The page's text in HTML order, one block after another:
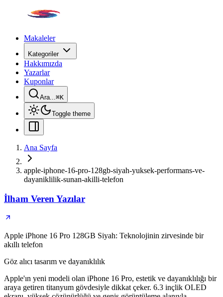
Makaleler
Kategoriler
Hakkımızda
Yazarlar
Kuponlar
Ara...⌘K
Toggle theme
Ana Sayfa
apple-iphone-16-pro-128gb-siyah-yuksek-performans-ve-
dayaniklilik-sunan-akilli-telefon
İlham Veren Yazılar
Apple iPhone 16 Pro 128GB Siyah: Teknolojinin zirvesinde bir
akıllı telefon
Göz alıcı tasarım ve dayanıklılık
Apple'ın yeni modeli olan iPhone 16 Pro, estetik ve dayanıklılığı bir
araya getiren titanyum gövdesiyle dikkat çeker. 6.3 inçlik OLED